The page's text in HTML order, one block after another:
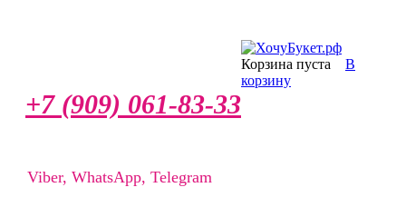
+7 (909) 061-83-33
Viber, WhatsApp, Telegram
Корзина пуста
В
корзину